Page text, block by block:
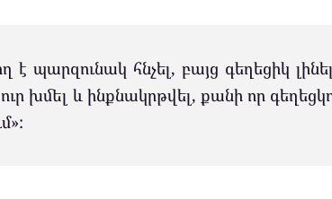
է պարզունակ հնչել, բայց գեղեցիկ
խմել և ինքնակրթվել, քանի որ